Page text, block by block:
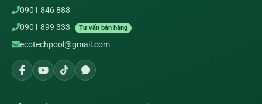
0901 846 888
0901 899 333
Tư vấn bán hàng
ecotechpool@gmail.com